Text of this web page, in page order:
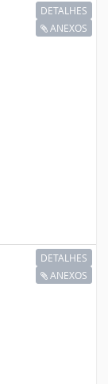
DETALHES
ANEXOS
DETALHES
ANEXOS